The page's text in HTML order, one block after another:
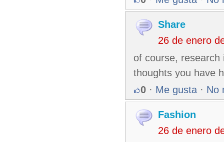
Share
26 de enero
of course,
thoughts you have
0 · Me gusta · No
Fashion
26 de enero